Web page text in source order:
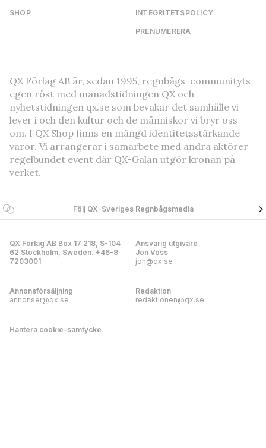
SHOP INTEGRITETSPOLICY
PRENUMERERA
QX Förlag AB är, sedan 1995, regnbågs-communityts
egen röst med månadstidningen QX och
nyhetstidningen qx.se som bevakar det samhälle vi
lever i och den kultur och de människor vi bryr oss
om. I QX Shop finns en mängd identitetsstärkande
varor. Vi arrangerar i samarbete med andra aktörer
regelbundet event där QX-Galan utgör kronan på
verket.
Följ QX-Sveriges Regnbågsmedia
QX Förlag AB Box 17 218, S-104
62 Stockholm, Sweden. +46-8
7203001
Ansvarig utgivare
Jon Voss
jon@qx.se
Annonsförsäljning
annonser@qx.se
Redaktion
redaktionen@qx.se
Hantera cookie-samtycke